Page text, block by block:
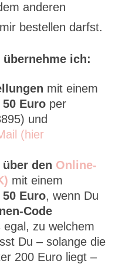
anderen
bestellen darfst.
übernehme ich:
mit einem
Euro per
und
(hier
den Online-
mit einem
Euro, wenn Du
Code
zu welchem
Du – solange die
200 Euro liegt –